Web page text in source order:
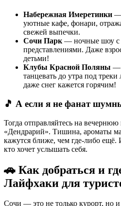
Набережная Имеретинки —
уютные кафе, фонари,
свежей выпечки.
Сочи Парк — ночные шоу с
представлениями. Даже
детьми!
Клубы Красной Поляны —
танцевать до утра под
даже снег кажется горячим!
🎵 А если я не фанат
Тогда отправляйтесь на
«Дендрарий». Тишина, ароматы
кажутся ближе, чем где-либо ещё.
кто хочет услышать себя.
🚗 Как добраться и
Лайфхаки для
Сочи — это не только курорт, но